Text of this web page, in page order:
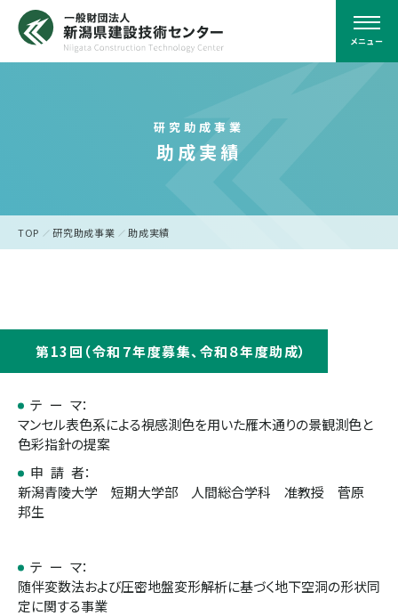
メニュー
研究助成事業
助成実績
TOP 研究助成事業 助成実績
第13回（令和７年度募集、令和８年度助成）
テ ー マ：
マンセル表色系による視感測色を用いた雁木通りの景観測色と
色彩指針の提案
申 請 者：
新潟青陵大学 短期大学部 人間総合学科 准教授 菅原
邦生
テ ー マ：
随伴変数法および圧密地盤変形解析に基づく地下空洞の形状同
定に関する事業